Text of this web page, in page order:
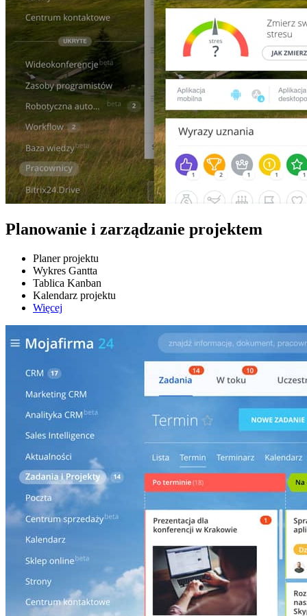
Planowanie i zarządzanie projektem
Planer projektu
Wykres Gantta
Tablica Kanban
Kalendarz projektu
Więcej